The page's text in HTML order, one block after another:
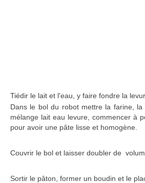
Tiédir le lait et l'eau, y faire fondre la
Dans le bol du robot mettre la farine, la
mélange lait eau levure, commencer à
pour avoir une pâte lisse et homogène.
Couvrir le bol et laisser doubler de
Sortir le pâton, former un boudin et le